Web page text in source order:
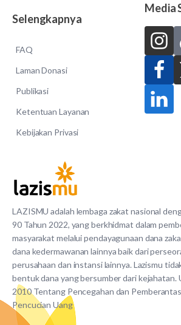
LAZISMU adalah lembaga zakat nasional
90 Tahun 2022, yang berkhidmat dalam
masyarakat melalui pendayagunaan dana
dana kedermawanan lainnya baik dari
perusahaan dan instansi lainnya. Lazismu
bentuk dana yang bersumber dari kejahatan.
2010 Tentang Pencegahan dan
Pencucian Uang
Selengkapnya
FAQ
Laman Donasi
Publikasi
Ketentuan Layanan
Kebijakan Privasi
Media